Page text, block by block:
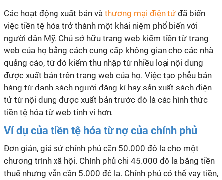
Các hoạt động xuất bản và thương mại điện tử đã biến
việc tiền tệ hóa trở thành một khái niệm phổ biến với
người dân Mỹ. Chủ sở hữu trang web kiếm tiền từ trang
web của họ bằng cách cung cấp không gian cho các nhà
quảng cáo, từ đó kiếm thu nhập từ nhiều loại nội dung
được xuất bản trên trang web của họ. Việc tạo phễu bán
hàng từ danh sách người đăng kí hay sản xuất sách điện
tử từ nội dung được xuất bản trước đó là các hình thức
tiền tệ hóa từ web tinh vi hơn.
Ví dụ của tiền tệ hóa từ nợ của chính phủ
Đơn giản, giả sử chính phủ cần 50.000 đô la cho một
chương trình xã hội. Chính phủ chi 45.000 đô la bằng tiền
thuế nhưng vẫn cần 5.000 đô la. Chính phủ có thể vay tiền,